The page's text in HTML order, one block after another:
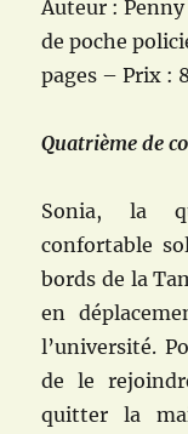
Auteur :
de poche
pages – Prix :
Quatrième de
Sonia, la
confortable
bords de la
en
l’université.
de le
quitter la